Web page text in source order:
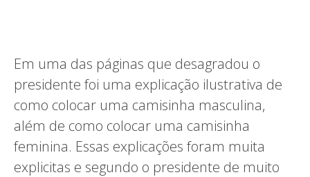
Em uma das páginas que desagradou o
presidente foi uma explicação ilustrativa de
como colocar uma camisinha masculina,
além de como colocar uma camisinha
feminina. Essas explicações foram muita
explicitas e segundo o presidente de muito